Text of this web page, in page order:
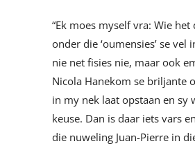
“Ek moes myself vra: Wie
onder die ‘oumensies’ se
nie net fisies nie, maar ook
Nicola Hanekom se briljante
in my nek laat opstaan en sy
keuse. Dan is daar iets vars
die nuweling Juan-Pierre in